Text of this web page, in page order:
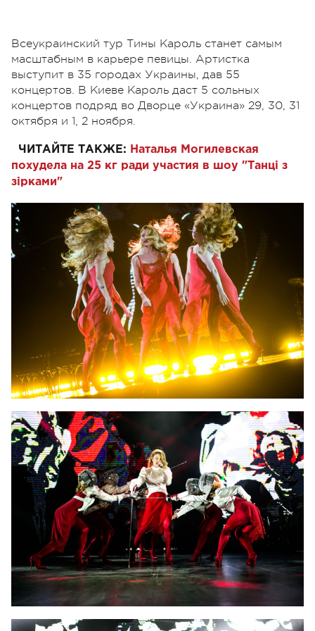
Всеукраинский тур Тины Кароль станет самым
масштабным в карьере певицы. Артистка
выступит в 35 городах Украины, дав 55
концертов. В Киеве Кароль даст 5 сольных
концертов подряд во Дворце «Украина» 29, 30, 31
октября и 1, 2 ноября.
ЧИТАЙТЕ ТАКЖЕ: Наталья Могилевская
похудела на 25 кг ради участия в шоу "Танці з
зірками"